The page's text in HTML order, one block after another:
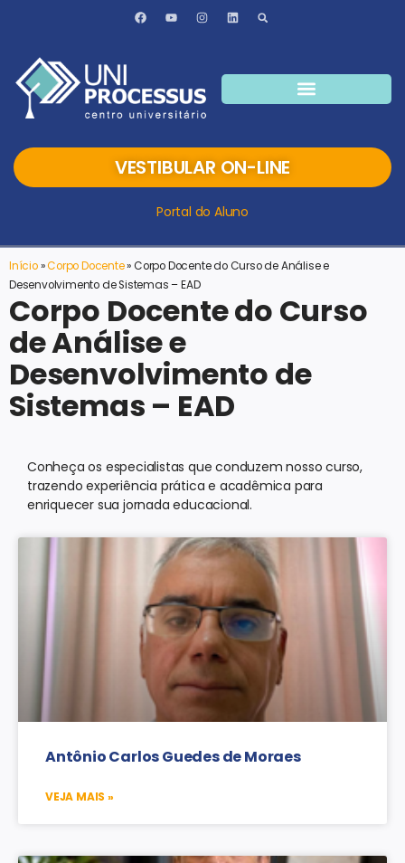
VESTIBULAR ON-LINE
Portal do Aluno
Início»Corpo Docente»Corpo Docente do Curso de Análise e
Desenvolvimento de Sistemas – EAD
Corpo Docente do Curso
de Análise e
Desenvolvimento de
Sistemas – EAD
Conheça os especialistas que conduzem nosso curso,
trazendo experiência prática e acadêmica para
enriquecer sua jornada educacional.
Antônio Carlos Guedes de Moraes
VEJA MAIS »